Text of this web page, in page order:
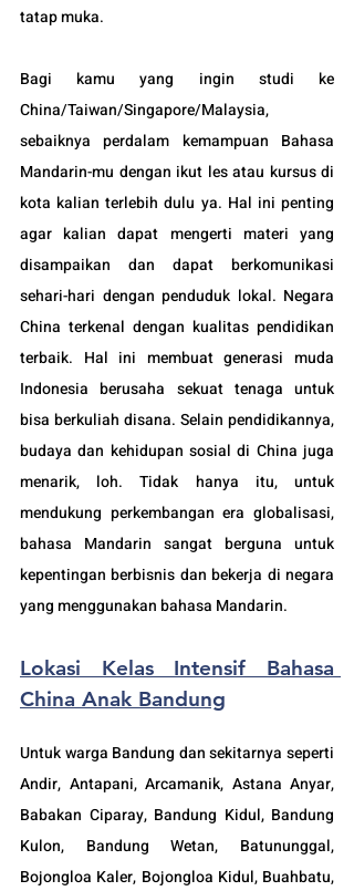
tatap muka.
Bagi kamu yang ingin studi ke
China/Taiwan/Singapore/Malaysia,
sebaiknya perdalam kemampuan Bahasa
Mandarin-mu dengan ikut les atau kursus di
kota kalian terlebih dulu ya. Hal ini penting
agar kalian dapat mengerti materi yang
disampaikan dan dapat berkomunikasi
China terkenal dengan kualitas pendidikan
terbaik. Hal ini membuat generasi muda
Indonesia berusaha sekuat tenaga untuk
bisa berkuliah disana. Selain pendidikannya,
budaya dan kehidupan sosial di China juga
menarik, loh. Tidak hanya itu, untuk
mendukung perkembangan era globalisasi,
bahasa Mandarin sangat berguna untuk
kepentingan berbisnis dan bekerja di negara
yang menggunakan bahasa Mandarin.
Lokasi Kelas Intensif Bahasa
China Anak Bandung
Andir, Antapani, Arcamanik, Astana Anyar,
Babakan Ciparay, Bandung Kidul, Bandung
Kulon, Bandung Wetan, Batununggal,
Bojongloa Kaler, Bojongloa Kidul, Buahbatu,